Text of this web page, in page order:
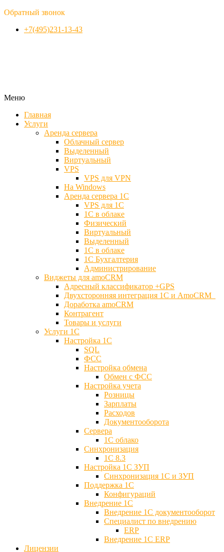
Обратный звонок
+7(495)231-13-43
Меню
Главная
Услуги
Аренда сервера
Облачный сервер
Выделенный
Виртуальный
VPS
VPS для VPN
На Windows
Аренда сервера 1С
VPS для 1С
1С в облаке
Физический
Виртуальный
Выделенный
1С в облаке
1С Бухгалтерия
Администрирование
Виджеты для amoCRM
Адресный классификатор +GPS
Двухсторонняя интеграция 1С и AmoCRM
Доработка amoCRM
Контрагент
Товары и услуги
Услуги 1С
Настройка 1С
SQL
ФСС
Настройка обмена
Обмен с ФСС
Настройка учета
Розницы
Зарплаты
Расходов
Документооборота
Сервера
1С облако
Синхронизация
1С 8.3
Настройка 1С ЗУП
Синхронизация 1С и ЗУП
Поддержка 1С
Конфигураций
Внедрение 1С
Внедрение 1С документооборот
Специалист по внедрению
ERP
Внедрение 1С ERP
Лицензии